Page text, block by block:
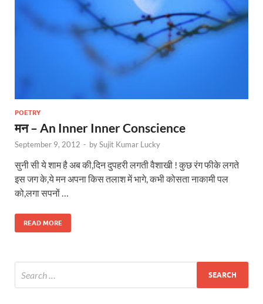
POETRY
मन – An Inner Inner Conscience
September 9, 2012 - bySujit Kumar Lucky
सुनी सी ये शाम है अब की,दिन दुपहरी लगती वैशाखी ! कुछ रंग फीके लगते
इस जग के,ये मन अपना किस तलाश में भागे, कभी कोसता नाकामी पल
को,लगा सपनों …
READ MORE